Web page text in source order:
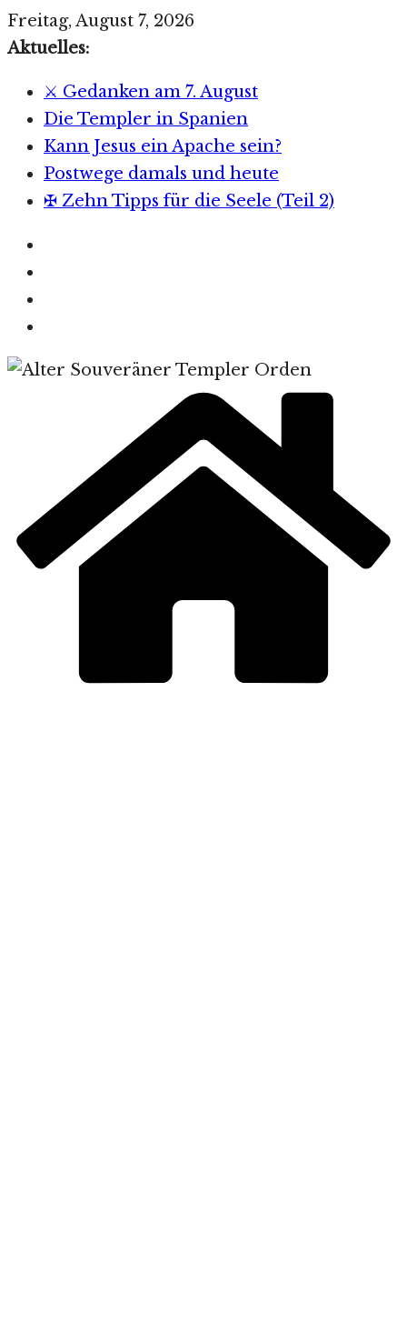
Zum
Inhalt
Freitag, August 7, 2026
Aktuelles:
⚔️ Gedanken am 7. August
Die Templer in Spanien
Kann Jesus ein Apache sein?
Postwege damals und heute
✠ Zehn Tipps für die Seele (Teil 2)